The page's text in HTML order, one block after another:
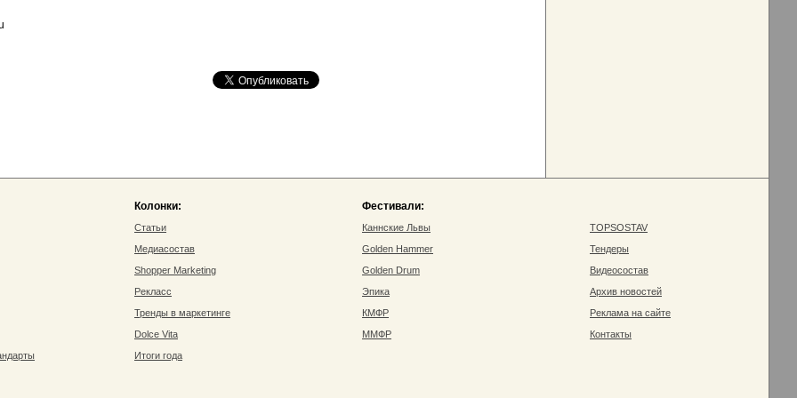
Колонки:
Статьи
Медиасостав
Shopper Marketing
Рекласс
Тренды в маркетинге
Dolce Vita
Итоги года
Фестивали:
Каннские Львы
Golden Hammer
Golden Drum
Эпика
КМФР
ММФР
TOPSOSTAV
Тендеры
Видеосостав
Архив новостей
Реклама на сайте
Контакты